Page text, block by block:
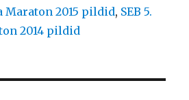
Maraton 2015 pildid, SEB 5.
2014 pildid